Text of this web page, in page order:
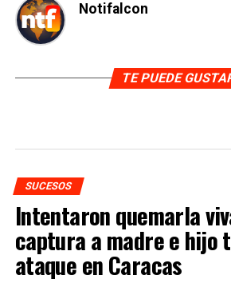
Notifalcon
TE PUEDE
SUCESOS
Intentaron quemarla
captura a madre e hijo
ataque en Caracas